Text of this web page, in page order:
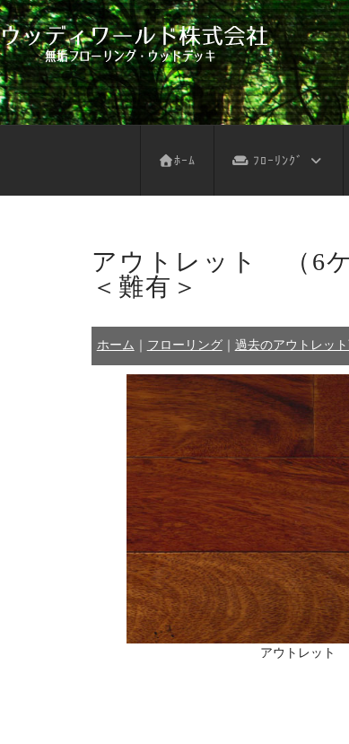
ﾎｰﾑ ﾌﾛｰﾘﾝｸﾞ
天然木注意事項
天然木お手入れ
人工木注意事項
人工木お手入れ
パネルデッキ
フローリング サンプル依頼
デッキ サンプル依頼
不燃木 サンプル依頼
木の壁 サンプル依頼
フローリング お見積り
ウッドデッキ お見積り
不燃木 お見積り
木の壁 お見積り
アウトレット （6
＜難有＞
ホーム ｜ フローリング｜ 過去のアウトレッ
アウトレット